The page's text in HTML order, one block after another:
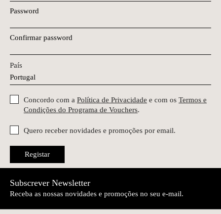
Password
Confirmar password
País
Concordo com a Política de Privacidade e com os Termos e
Condições do Programa de Vouchers.
Quero receber novidades e promoções por email.
Registar
Subscrever Newsletter
Receba as nossas novidades e promoções no seu e-mail.